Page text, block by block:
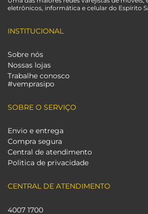
eletrônicos, informática e celular do Espírito
INSTITUCIONAL
Sobre nós
Nossas lojas
Trabalhe conosco
#vemprasipo
SOBRE O SERVIÇO
Envio e entrega
Compra segura
Central de atendimento
Politica de privacidade
CENTRAL DE ATENDIMENTO
4007 1700